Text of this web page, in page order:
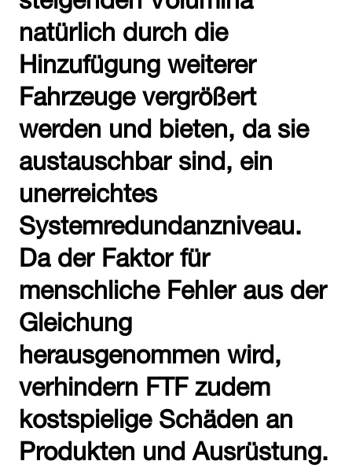
natürlich durch die
Hinzufügung weiterer
Fahrzeuge vergrößert
werden und bieten, da sie
austauschbar sind, ein
unerreichtes
Systemredundanzniveau.
Da der Faktor für
menschliche Fehler aus der
Gleichung
herausgenommen wird,
verhindern FTF zudem
kostspielige Schäden an
Produkten und Ausrüstung.